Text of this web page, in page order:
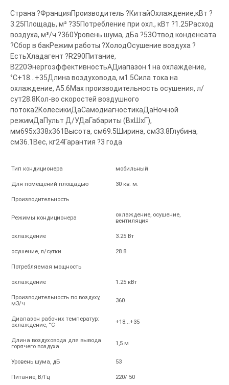
Страна ?ФранцияПроизводитель ?КитайОхлаждение,кВт ?
3.25Площадь, м² ?35Потребление при охл., кВт ?1.25Расход
воздуха, м³/ч ?360Уровень шума, дБа ?53Отвод конденсата
?Сбор в бакРежим работы ?ХолодОсушение воздуха ?
ЕстьХладагент ?R290Питание,
В220ЭнергоэффективностьAДиапазон t на охлаждение,
°С+18...+35Длина воздуховода, м1.5Сила тока на
охлаждение, А5.6Max производительность осушения, л/
сут28.8Кол-во скоростей воздушного
потока2КолесикиДаСамодиагностикаДаНочной
режимДаПульт Д/УДаГабариты (ВхШхГ),
мм695x338x361Высота, см69.5Ширина, см33.8Глубина,
см36.1Вес, кг24Гарантия ?3 года
Тип кондиционера мобильный
Для помещений площадью 30 кв. м.
Производительность
Режимы кондиционера
охлаждение, осушение,
вентиляция
охлаждение 3.25 Вт
осушение, л/сутки 28.8
Потребляемая мощность
охлаждение 1.25 кВт
Производительность по воздуху,
м3/ч
360
Диапазон рабочих температур:
охлаждение, °С
+18...+35
Длина воздуховода для вывода
горячего воздуха
1,5 м
Уровень шума, дБ 53
Питание, В/Гц 220/ 50